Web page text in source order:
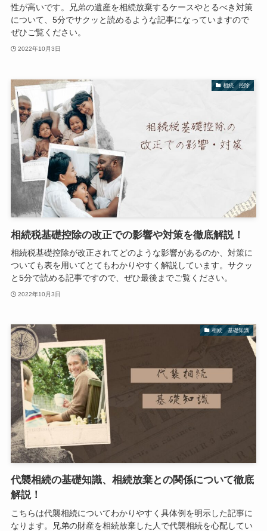
性が高いです。兄弟の遺産を相続放棄するケースやとるべき対策
について、5分でサクッと読めるような記事になっていますので
ぜひご覧ください。
2022年10月3日
相続 控除
相続税基礎控除の改正での影響や対策を徹底解説！
相続税基礎控除が改正されてどのような影響があるのか、対策に
ついても表を用いてとてもわかりやすく解説しています。サクッ
と5分で読める記事ですので、ぜひ最後までご覧ください。
2022年10月3日
相続 基礎知識
代襲相続の基礎知識、相続放棄との関係について徹底
解説！
こちらは代襲相続についてわかりやすく具体例を明示した記事に
なります。兄弟の財産を相続放棄した人で代襲相続を心配してい